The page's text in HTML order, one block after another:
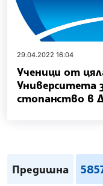
29.04.2022 16:04
Ученици от
Университета
стопанство в
Предишна